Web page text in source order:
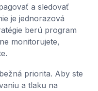
a sledovať
je jednorazová
berú program
monitorujete,
priorita. Aby ste
a tlaku na